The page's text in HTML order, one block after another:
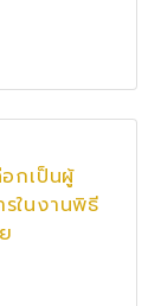
กเป็นผู้
ในงานพิธี